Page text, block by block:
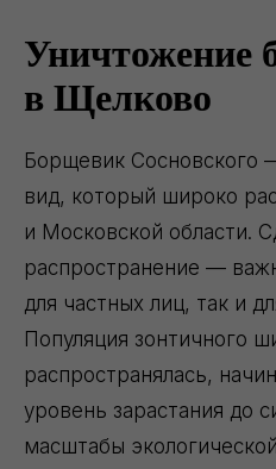
Уничтожение
в Щелково
Борщевик Сосновского
вид, который широко
и Московской области.
распространение —
для частных лиц, так и
Популяция зонтичного
распространялась,
уровень зарастания до
масштабы